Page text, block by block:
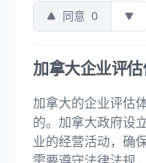
同意 0
加拿大企业评估
加拿大的企业评估
的。加拿大政府设
业的经营活动，确